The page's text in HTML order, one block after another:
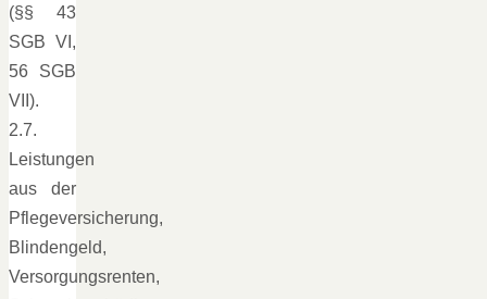
(§§ 43
SGB VI,
56 SGB
VII).
2.7.
Leistungen
aus der
Pflegeversicherung,
Blindengeld,
Versorgungsrenten,